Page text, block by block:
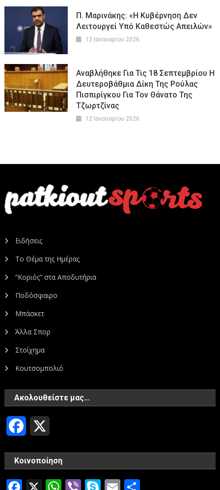
Π. Μαρινάκης: «Η Κυβέρνηση Δεν
Λειτουργεί Υπό Καθεστώς Απειλών»
12 Ιανουαρίου 2026
Αναβλήθηκε Για Τις 18 Σεπτεμβρίου Η
Δευτεροβάθμια Δίκη Της Ρούλας
Πισπιρίγκου Για Τον Θάνατο Της
Τζωρτζίνας
12 Ιανουαρίου 2026
Ειδήσεις
Το Θέμα της Ημέρας
“Κοριός” στα Αποδυτήρια
Ποδόσφαιρο
Μπάσκετ
Άλλα Σπορ
Στοίχημα
Κουτσομπολιό
Ακολουθείστε μας…
Facebook
Κοινοποίηση